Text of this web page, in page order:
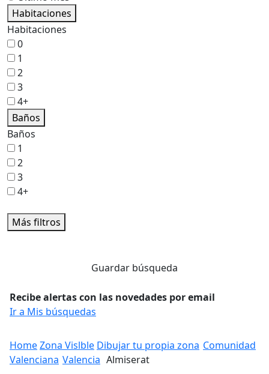
Habitaciones
Habitaciones
0
1
2
3
4+
Baños
Baños
1
2
3
4+
Más filtros
Guardar búsqueda
Recibe alertas con las novedades por email
Ir a Mis búsquedas
HomeZona Vislble Dibujar tu propia zona Comunidad
Valenciana Valencia Almiserat